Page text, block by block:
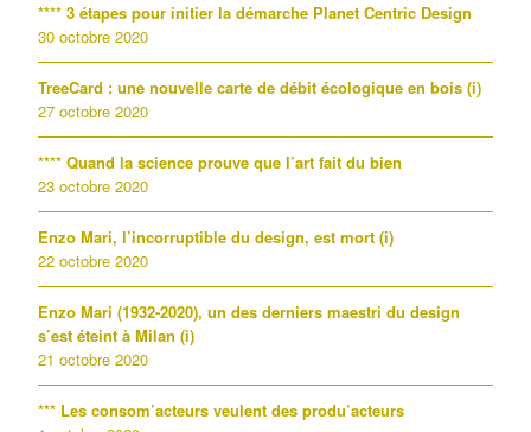
**** 3 étapes pour initier la démarche Planet Centric Design
30 octobre 2020
TreeCard : une nouvelle carte de débit écologique en bois (i)
27 octobre 2020
**** Quand la science prouve que l’art fait du bien
23 octobre 2020
Enzo Mari, l’incorruptible du design, est mort (i)
22 octobre 2020
Enzo Mari (1932-2020), un des derniers maestri du design
s’est éteint à Milan (i)
21 octobre 2020
*** Les consom’acteurs veulent des produ’acteurs